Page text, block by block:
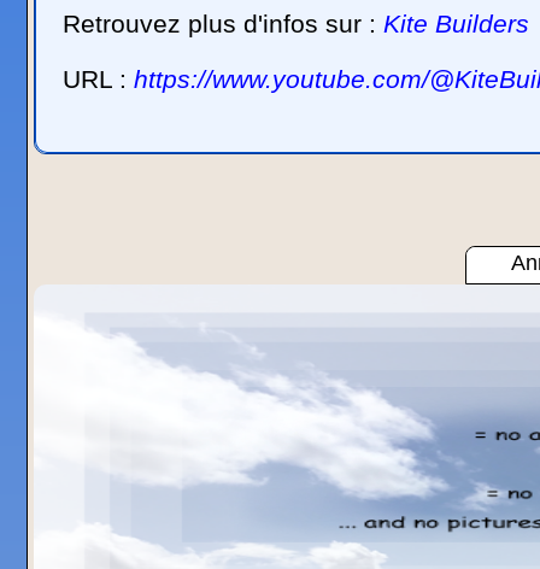
Retrouvez plus d'infos sur : Kite Builders
URL : https://www.youtube.com/